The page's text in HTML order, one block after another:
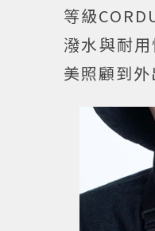
等級
潑水與耐
美照顧到